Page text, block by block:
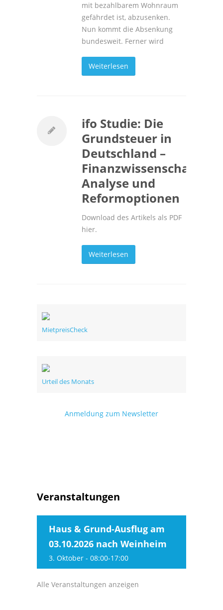
mit bezahlbarem Wohnraum
gefährdet ist, abzusenken.
Nun kommt die Absenkung
bundesweit. Ferner wird
Weiterlesen
ifo Studie: Die
Grundsteuer in
Deutschland –
Analyse und
Reformoptionen
Download des Artikels als PDF
hier.
Weiterlesen
MietpreisCheck
Urteil des Monats
Anmeldung zum Newsletter
Veranstaltungen
Haus & Grund-Ausflug am
03.10.2026 nach Weinheim
3. Oktober - 08:00-17:00
Alle Veranstaltungen anzeigen